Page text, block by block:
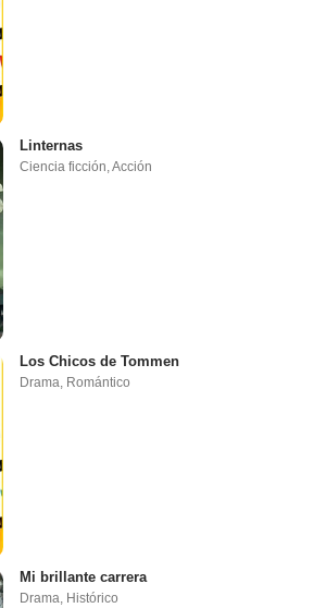
Linternas
Ciencia ficción ,Acción
Los Chicos de Tommen
Drama, Romántico
Mi brillante carrera
Drama, Histórico